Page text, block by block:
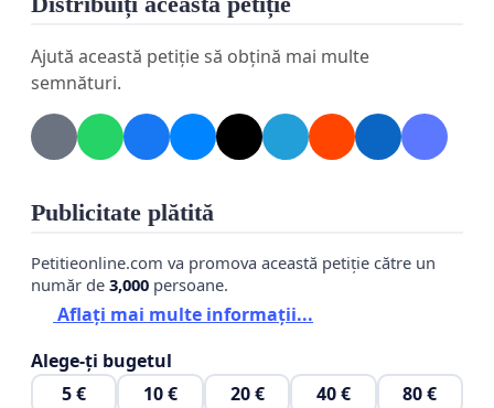
mai scurt timp, măsurile necesare pentru
stabilizarea alimentării cu energie electrică și
eliminarea fluctuațiilor de tensiune și a
întreruperilor repetate, prin obligații ferme
siguranță, protecție pentru aparate, mai puține
așa cum ar trebui.
Ajută această petiție să obțină mai multe
semnături.
Publicitate plătită
Petitieonline.com va promova această petiție către un
număr de 3,000 persoane.
Aflați mai multe informații...
Alege-ți bugetul
5 €
10 € 20 € 40 € 80 €